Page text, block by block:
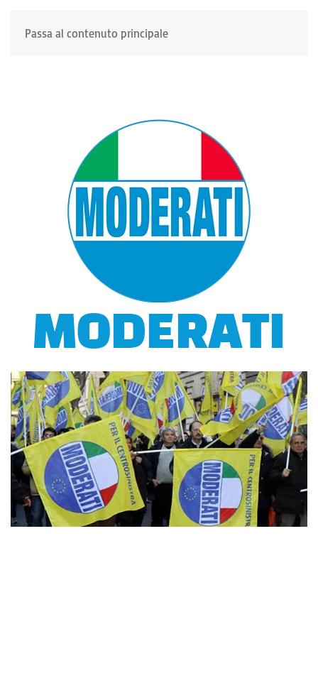
Passa al contenuto principale
MODERATI